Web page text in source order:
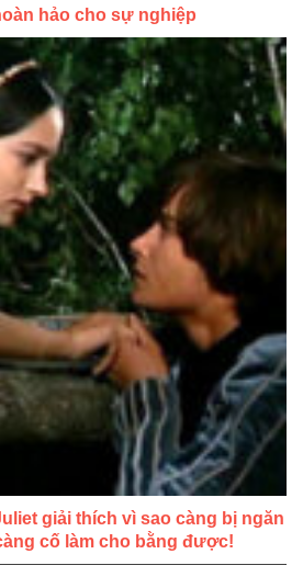
hảo cho sự nghiệp
giải thích vì sao càng bị ngăn
cố làm cho bằng được!